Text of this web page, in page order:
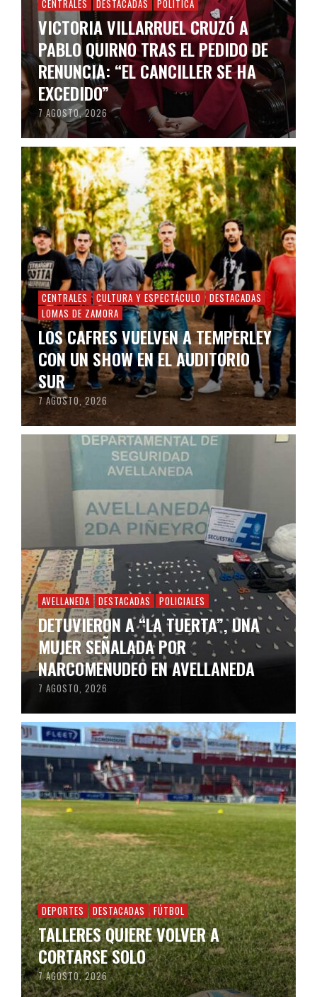
CENTRALES DESTACADAS POLÍTICA
VICTORIA VILLARRUEL CRUZÓ A
PABLO QUIRNO TRAS EL PEDIDO DE
RENUNCIA: “EL CANCILLER SE HA
EXCEDIDO”
7 AGOSTO, 2026
CENTRALES CULTURA Y ESPECTÁCULO
DESTACADAS
LOMAS DE ZAMORA
LOS CAFRES VUELVEN A TEMPERLEY
CON UN SHOW EN EL AUDITORIO
SUR
7 AGOSTO, 2026
AVELLANEDA DESTACADAS POLICIALES
DETUVIERON A “LA TUERTA”, UNA
MUJER SEÑALADA POR
NARCOMENUDEO EN AVELLANEDA
7 AGOSTO, 2026
DEPORTES DESTACADAS FÚTBOL
TALLERES QUIERE VOLVER A
CORTARSE SOLO
7 AGOSTO, 2026